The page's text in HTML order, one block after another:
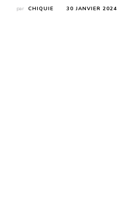
par CHIQUIE 30 JANVIER 2024